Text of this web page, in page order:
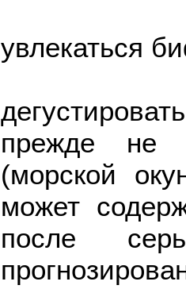
увлекаться
прежде не
(морской
может
после